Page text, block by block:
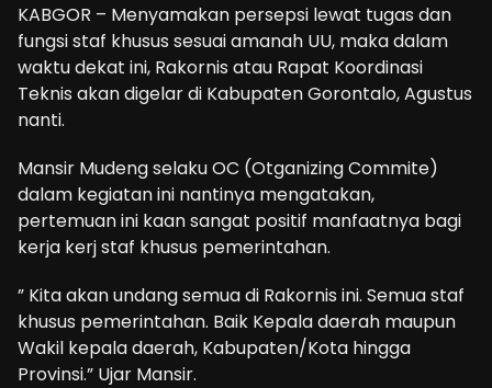
KABGOR – Menyamakan persepsi lewat tugas dan
fungsi staf khusus sesuai amanah UU, maka dalam
waktu dekat ini, Rakornis atau Rapat Koordinasi
Teknis akan digelar di Kabupaten Gorontalo, Agustus
nanti.
Mansir Mudeng selaku OC (Otganizing Commite)
dalam kegiatan ini nantinya mengatakan,
pertemuan ini kaan sangat positif manfaatnya bagi
kerja kerj staf khusus pemerintahan.
” Kita akan undang semua di Rakornis ini. Semua staf
khusus pemerintahan. Baik Kepala daerah maupun
Wakil kepala daerah, Kabupaten/Kota hingga
Provinsi.” Ujar Mansir.